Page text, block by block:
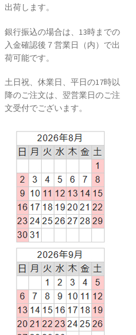
出荷します。
銀行振込の場合は、13時までの
入金確認後７営業日（内）で出
荷可能です。
土日祝、休業日、平日の17時以
降のご注文は、翌営業日のご注
文受付でございます。